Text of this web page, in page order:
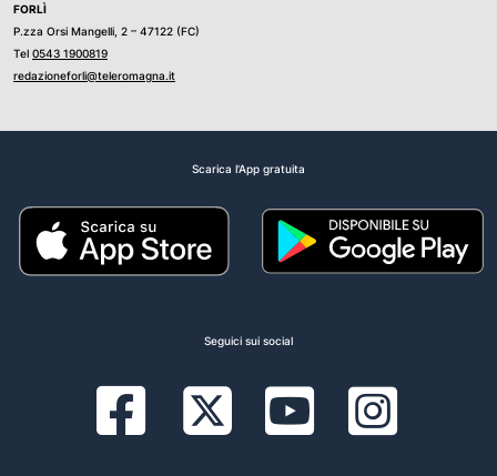
FORLÌ
P.zza Orsi Mangelli, 2 – 47122 (FC)
Tel 0543 1900819
redazioneforli@teleromagna.it
Scarica l'App gratuita
Seguici sui social